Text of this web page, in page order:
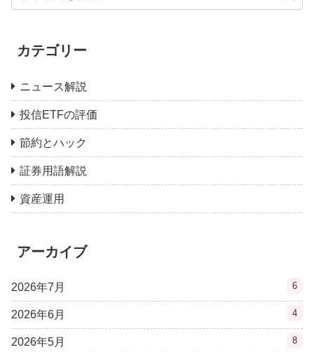
カテゴリー
ニュース解説
投信ETFの評価
節約とハック
証券用語解説
資産運用
アーカイブ
2026年7月 6
2026年6月 4
2026年5月 8